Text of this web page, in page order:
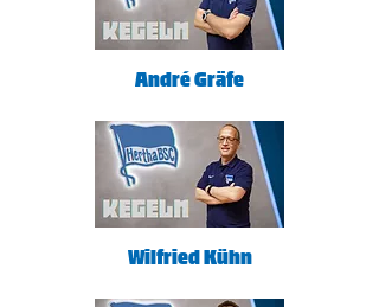
André Gräfe
Wilfried Kühn